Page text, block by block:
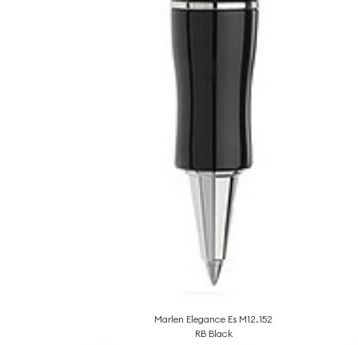
Marlen Elegance Es M12.152
RB Black